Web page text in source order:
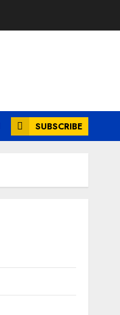
SUBSCRIBE